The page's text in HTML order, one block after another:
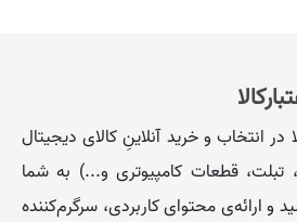
در انتخاب و خرید آنلاینِ کالای دیجیتال
تبلت، قطعات کامپیوتری و...) به شما
و ارائه‌ی محتوای کاربردی، سرگرم‌کننده